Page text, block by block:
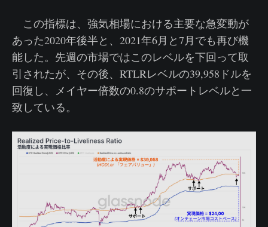
この指標は、強気相場における主要な急変動が
あった2020年後半と、2021年6月と7月でも再び機
能した。先週の市場ではこのレベルを下回って取
引されたが、その後、RTLRレベルの39,958ドルを
回復し、メイヤー倍数の0.8のサポートレベルと一
致している。